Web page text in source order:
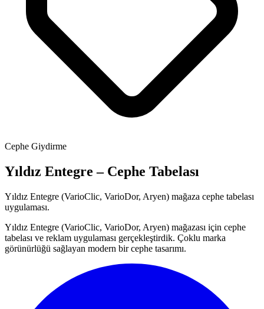
Cephe Giydirme
Yıldız Entegre – Cephe Tabelası
Yıldız Entegre (VarioClic, VarioDor, Aryen) mağaza cephe tabelası
uygulaması.
Yıldız Entegre (VarioClic, VarioDor, Aryen) mağazası için cephe
tabelası ve reklam uygulaması gerçekleştirdik. Çoklu marka
görünürlüğü sağlayan modern bir cephe tasarımı.